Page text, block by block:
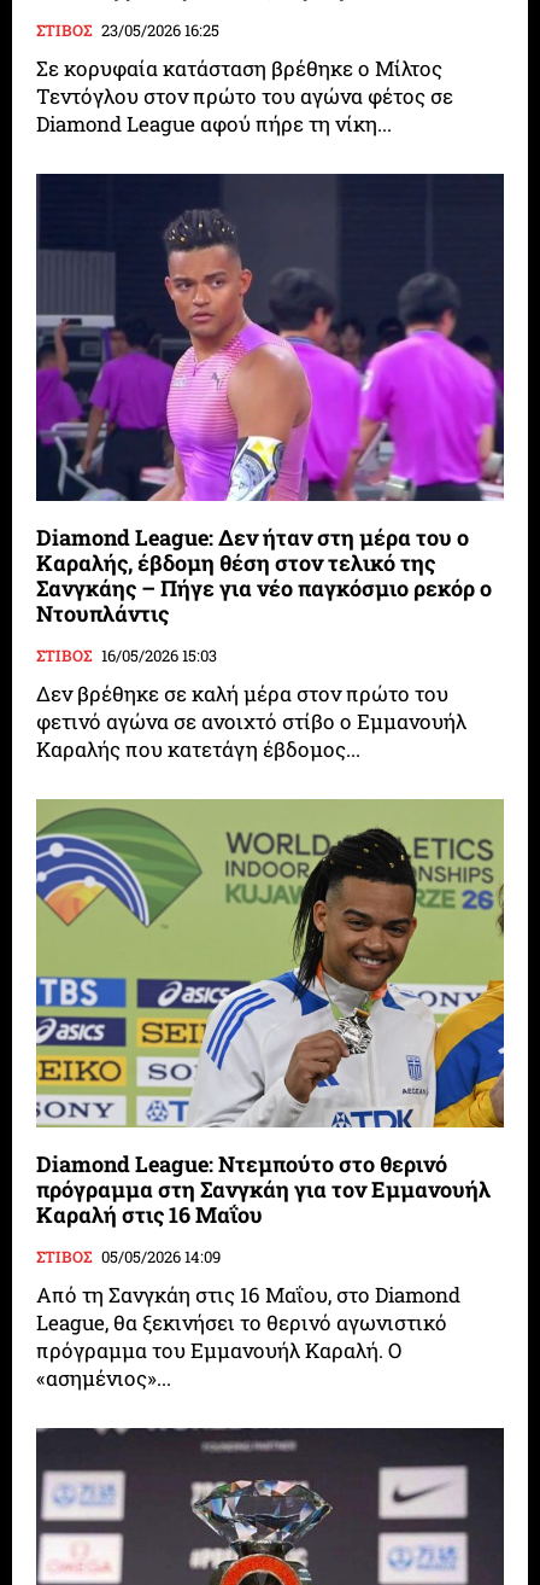
ΣΤΙΒΟΣ 23/05/2026 16:25
Σε κορυφαία κατάσταση βρέθηκε ο Μίλτος
Τεντόγλου στον πρώτο του αγώνα φέτος σε
Diamond League αφού πήρε τη νίκη...
Diamond League: Δεν ήταν στη μέρα του ο
Καραλής, έβδομη θέση στον τελικό της
Σανγκάης – Πήγε για νέο παγκόσμιο ρεκόρ ο
Ντουπλάντις
ΣΤΙΒΟΣ 16/05/2026 15:03
Δεν βρέθηκε σε καλή μέρα στον πρώτο του
φετινό αγώνα σε ανοιχτό στίβο ο Εμμανουήλ
Καραλής που κατετάγη έβδομος...
Diamond League: Ντεμπούτο στο θερινό
πρόγραμμα στη Σανγκάη για τον Εμμανουήλ
Καραλή στις 16 Μαΐου
ΣΤΙΒΟΣ 05/05/2026 14:09
Από τη Σανγκάη στις 16 Μαΐου, στο Diamond
League, θα ξεκινήσει το θερινό αγωνιστικό
πρόγραμμα του Εμμανουήλ Καραλή. Ο
«ασημένιος»...